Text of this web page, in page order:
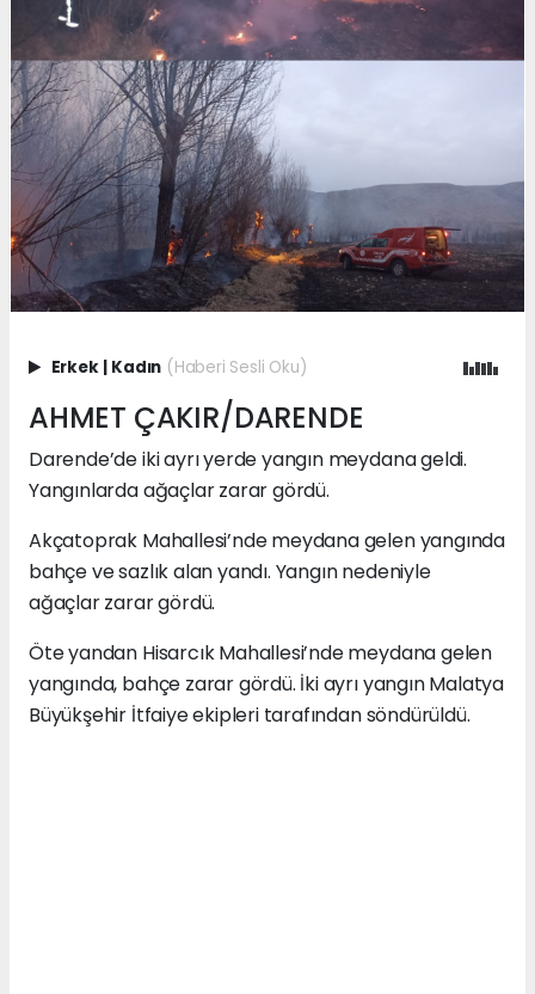
Erkek Kadın (Haberi Sesli Oku)
AHMET ÇAKIR/DARENDE
Darende’de iki ayrı yerde yangın meydana geldi.
Yangınlarda ağaçlar zarar gördü.
Akçatoprak Mahallesi’nde meydana gelen yangında
bahçe ve sazlık alan yandı. Yangın nedeniyle
ağaçlar zarar gördü.
Öte yandan Hisarcık Mahallesi’nde meydana gelen
yangında, bahçe zarar gördü. İki ayrı yangın Malatya
Büyükşehir İtfaiye ekipleri tarafından söndürüldü.